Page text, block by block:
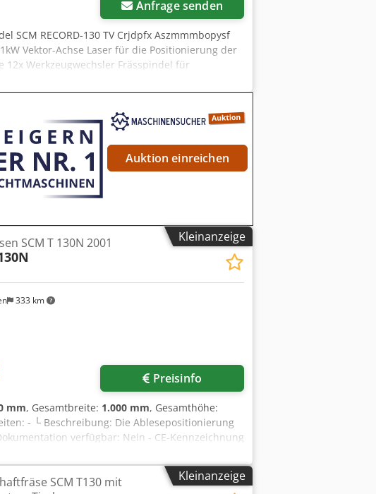
Anfrage senden
SCM RECORD-130 TV Crjdpfx Aszmmmbopysf
Vektor-Achse Laser für die Positionierung der
Werkzeugwechsler Frässpindel für
Auktion einreichen
Kleinanzeige
333 km
SCM T 130N 2001
Preisinfo
mm, Gesamtbreite: 1.000 mm, Gesamthöhe:
- └ Beschreibung: Die Ablesepositionierung
verfügbar: Nein - CE-Kennzeichnung
AB/143039 - Spindeldurchmesser [mm]: 40
vorhanden: Ja - Führung vorhanden: Ja -
- Spannung [V]: 400 - Stromverbrauch [A]: 12
Kleinanzeige
SCM T130 mit